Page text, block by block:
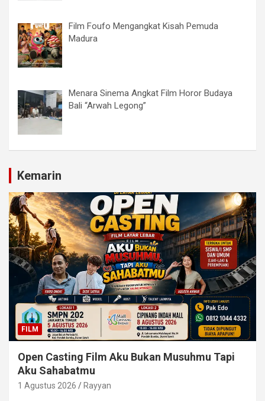
Film Foufo Mengangkat Kisah Pemuda
Madura
Menara Sinema Angkat Film Horor Budaya
Bali “Arwah Legong”
Kemarin
FILM
Open Casting Film Aku Bukan Musuhmu Tapi
Aku Sahabatmu
1 Agustus 2026 Rayyan